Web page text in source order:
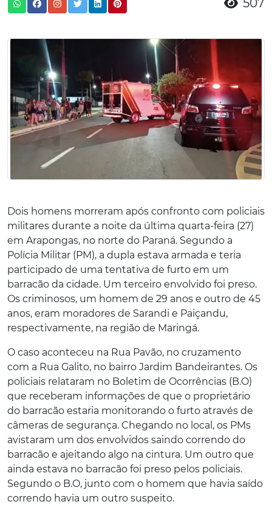
507
Dois homens morreram após confronto com policiais
militares durante a noite da última quarta-feira (27)
em Arapongas, no norte do Paraná. Segundo a
Polícia Militar (PM), a dupla estava armada e teria
participado de uma tentativa de furto em um
barracão da cidade. Um terceiro envolvido foi preso.
Os criminosos, um homem de 29 anos e outro de 45
anos, eram moradores de Sarandi e Paiçandu,
respectivamente, na região de Maringá.
O caso aconteceu na Rua Pavão, no cruzamento
com a Rua Galito, no bairro Jardim Bandeirantes. Os
policiais relataram no Boletim de Ocorrências (B.O)
que receberam informações de que o proprietário
do barracão estaria monitorando o furto através de
câmeras de segurança. Chegando no local, os PMs
avistaram um dos envolvidos saindo correndo do
barracão e ajeitando algo na cintura. Um outro que
ainda estava no barracão foi preso pelos policiais.
Segundo o B.O, junto com o homem que havia saído
correndo havia um outro suspeito.